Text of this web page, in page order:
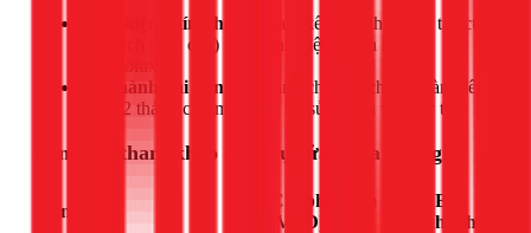
Linh kiện chính hãng:
Cam kết thay thế công tắc cửa,
bo mạch (nếu cần) bằng linh kiện chính hãng
Bảo hành dài hạn:
Áp dụng chính sách bảo hành lên
đến 12 tháng cho mọi dịch vụ sửa chữa và thay thế.
Bảng giá tham khảo dịch vụ sửa khóa máy giặt
Hạng mục
Chi phí tham khảo
(VNĐ)
Bảo
hành